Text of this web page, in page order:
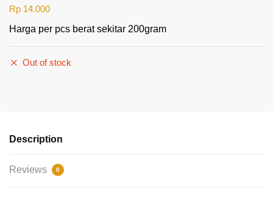
Rp 14.000
Harga per pcs berat sekitar 200gram
Out of stock
Description
Reviews 0